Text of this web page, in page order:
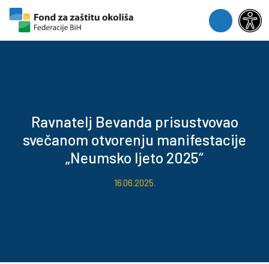
Skip to content
Skip to footer
Menu
Ravnatelj Bevanda prisustvovao
svečanom otvorenju manifestacije
„Neumsko ljeto 2025“
16.06.2025.